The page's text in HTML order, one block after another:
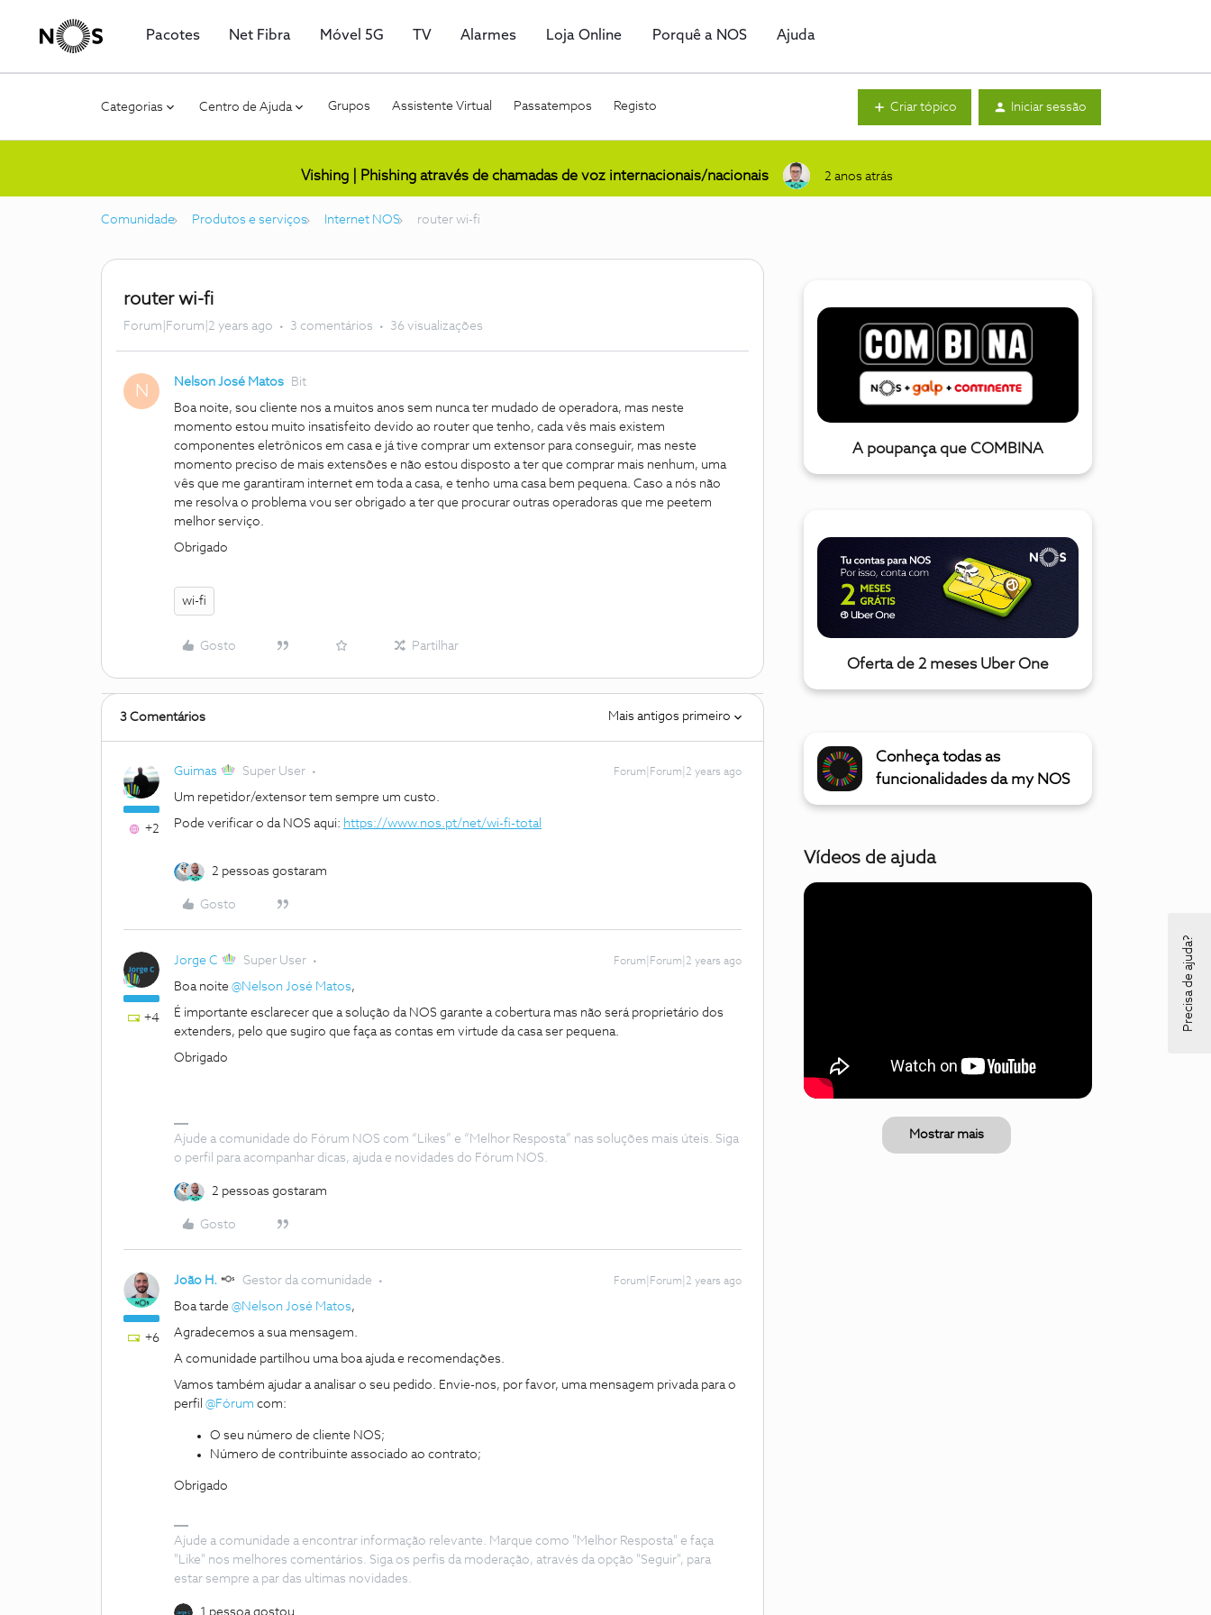
Pacotes Net Fibra Móvel 5G TV Alarmes Loja Online Porquê a NOS Ajuda
Categorias Centro de Ajuda Grupos Assistente Virtual Passatempos Registo Criar tópico Iniciar sessão
Vishing | Phishing através de chamadas de voz internacionais/nacionais 2 anos atrás
Comunidade Produtos e serviços Internet NOS router wi-fi
router wi-fi
Forum|Forum|2 years ago 3 comentários 36 visualizações
N Nelson José Matos Bit
Boa noite, sou cliente nos a muitos anos sem nunca ter mudado de operadora, mas neste
momento estou muito insatisfeito devido ao router que tenho, cada vês mais existem
componentes eletrônicos em casa e já tive comprar um extensor para conseguir, mas neste
momento preciso de mais extensões e não estou disposto a ter que comprar mais nenhum, uma
vês que me garantiram internet em toda a casa, e tenho uma casa bem pequena. Caso a nós não
me resolva o problema vou ser obrigado a ter que procurar outras operadoras que me peetem
melhor serviço.
Obrigado
wi-fi
Gosto Partilhar
3 Comentários Mais antigos primeiro
+2
Guimas Super User Forum|Forum|2 years ago
Um repetidor/extensor tem sempre um custo.
Pode verificar o da NOS aqui: https://www.nos.pt/net/wi-fi-total
2 pessoas gostaram
Gosto
+4
Jorge C Super User Forum|Forum|2 years ago
Boa noite @Nelson José Matos,
É importante esclarecer que a solução da NOS garante a cobertura mas não será proprietário dos
extenders, pelo que sugiro que faça as contas em virtude da casa ser pequena.
Obrigado
Ajude a comunidade do Fórum NOS com “Likes” e “Melhor Resposta” nas soluções mais úteis. Siga
o perfil para acompanhar dicas, ajuda e novidades do Fórum NOS.
2 pessoas gostaram
Gosto
+6
João H. Gestor da comunidade Forum|Forum|2 years ago
Boa tarde @Nelson José Matos,
Agradecemos a sua mensagem.
A comunidade partilhou uma boa ajuda e recomendações.
Vamos também ajudar a analisar o seu pedido. Envie-nos, por favor, uma mensagem privada para o
perfil @Fórum com:
O seu número de cliente NOS;
Número de contribuinte associado ao contrato;
Obrigado
Ajude a comunidade a encontrar informação relevante. Marque como "Melhor Resposta" e faça
"Like" nos melhores comentários. Siga os perfis da moderação, através da opção "Seguir", para
estar sempre a par das ultimas novidades.
1 pessoa gostou
A poupança que COMBINA
Oferta de 2 meses Uber One
Conheça todas as
funcionalidades da my NOS
Vídeos de ajuda
Mostrar mais
Precisa de ajuda?